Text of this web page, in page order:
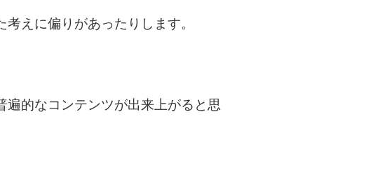
えに偏りがあったりします。
的なコンテンツが出来上がると思